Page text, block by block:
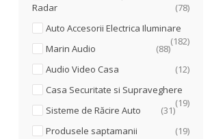
Radar
78articole
Auto Accesorii Electrica Iluminare
182articole
Marin Audio 88articole
Audio Video Casa
12articole
Casa Securitate si Supraveghere
19articole
Sisteme de Răcire Auto 31articole
Produsele saptamanii
19articole